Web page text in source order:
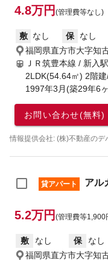
4.8万円 (管理費等なし)
敷 なし 保 なし
福岡県直方市大字知
ＪＲ筑豊本線 / 新入駅
2LDK(54.64㎡) 2階
1997年3月(築29年6
お問い合わせ(無料)
情報提供会社: (株)不動産の
貸アパート アル
5.2万円 (管理費等1,900
敷 なし 保 なし
福岡県直方市大字知